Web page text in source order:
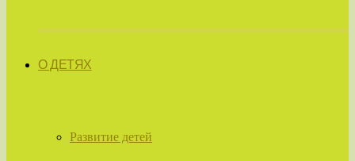
О ДЕТЯХ
Развитие детей